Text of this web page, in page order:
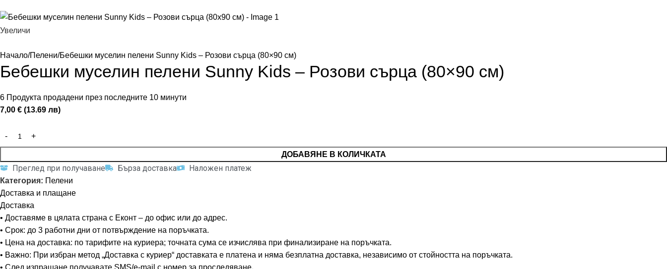
Увеличи
Начало Пелени Бебешки муселин пелени Sunny Kids – Розови сърца (80×90 см)
Бебешки муселин пелени Sunny Kids – Розови сърца (80×90 см)
6 Продукта продадени през последните 10 минути
7,00 € (13.69 лв)
ДОБАВЯНЕ В КОЛИЧКАТА
Преглед при получаване Бърза доставка Наложен платеж
Категория: Пелени
Доставка и плащане
Доставка
• Доставяме в цялата страна с Еконт – до офис или до адрес.
• Срок: до 3 работни дни от потвърждение на поръчката.
• Цена на доставка: по тарифите на куриера; точната сума се изчислява при финализиране на поръчката.
• Важно: При избран метод „Доставка с куриер“ доставката е платена и няма безплатна доставка, независимо от стойността на поръчката.
• След изпращане получавате SMS/e-mail с номер за проследяване.